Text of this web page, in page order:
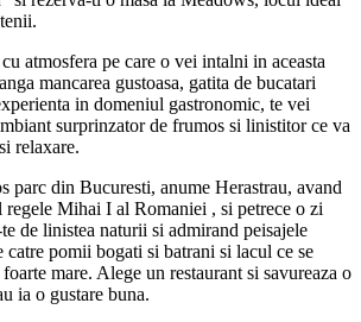
atmosfera pe care o vei intalni in aceasta
mancarea gustoasa, gatita de bucatari
in domeniul gastronomic, te vei
surprinzator de frumos si linistitor ce va
relaxare.
parc din Bucuresti, anume Herastrau, avand
regele Mihai I al Romaniei , si petrece o zi
de linistea naturii si admirand peisajele
catre pomii bogati si batrani si lacul ce se
mare. Alege un restaurant si savureaza o
ia o gustare buna.